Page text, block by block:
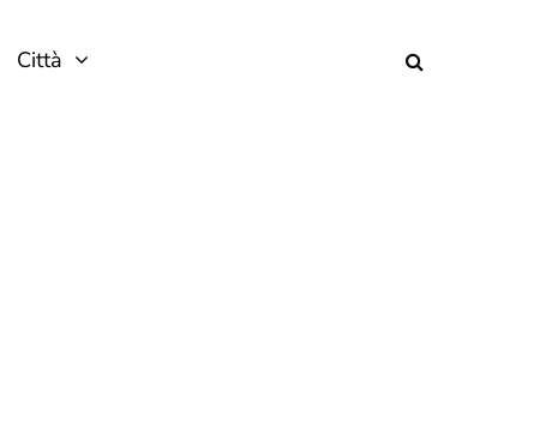
Città